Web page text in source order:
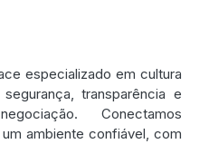
especializado em cultura
transparência e
Conectamos
ambiente confiável, com